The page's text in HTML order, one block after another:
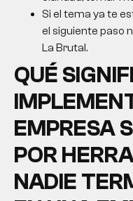
Si el tema ya te
el siguiente paso
La Brutal.
QUÉ
EMPRESA
POR
NADIE